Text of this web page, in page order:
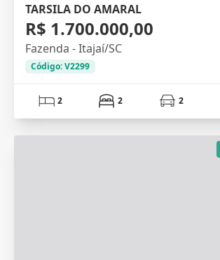
TARSILA DO AMARAL
R$ 1.700.000,00
Fazenda - Itajaí/SC
Código: V2299
2 2 2